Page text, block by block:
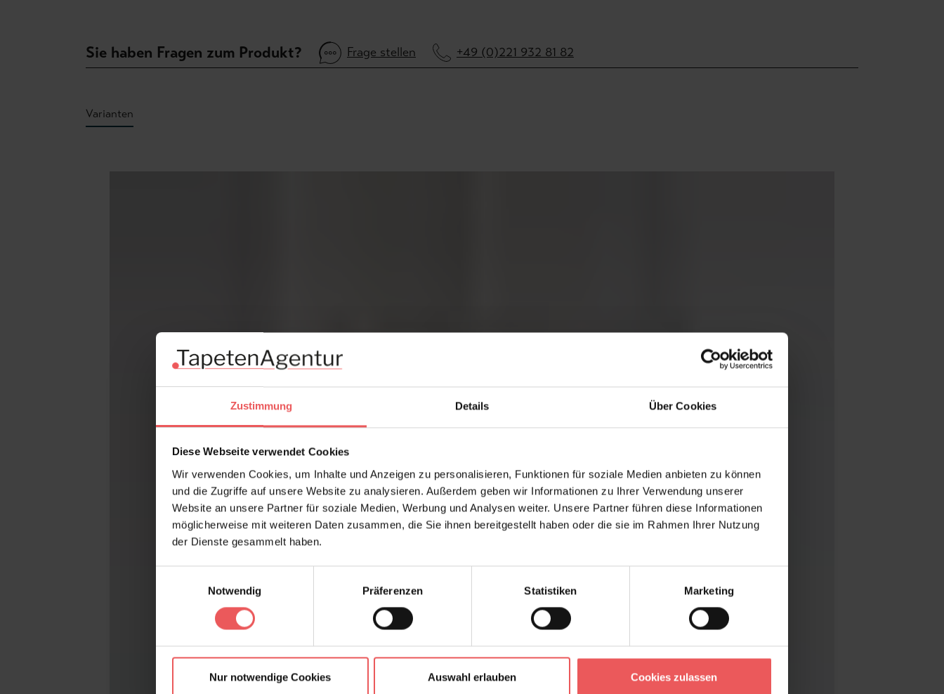
Zustimmung Details Über Cookies
Diese Webseite verwendet Cookies
Wir verwenden Cookies, um Inhalte und Anzeigen zu personalisieren, Funktionen für soziale Medien anbieten zu können
und die Zugriffe auf unsere Website zu analysieren. Außerdem geben wir Informationen zu Ihrer Verwendung unserer
Website an unsere Partner für soziale Medien, Werbung und Analysen weiter. Unsere Partner führen diese Informationen
möglicherweise mit weiteren Daten zusammen, die Sie ihnen bereitgestellt haben oder die sie im Rahmen Ihrer Nutzung
der Dienste gesammelt haben.
Notwendig
Präferenzen Statistiken Marketing
Nur notwendige Cookies Auswahl erlauben Cookies zulassen
Sie haben Fragen zum Produkt? Frage stellen +49 (0)221 932 81 82
Varianten